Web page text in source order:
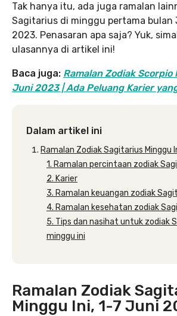
Tak hanya itu, ada juga ramalan
Sagitarius di minggu pertama bulan
2023. Penasaran apa saja? Yuk,
ulasannya di artikel ini!
Baca juga: Ramalan Zodiak Scorpio
Juni 2023 | Ada Peluang Karier
Dalam artikel ini
Ramalan Zodiak Sagitarius Minggu
1. Ramalan percintaan zodiak
2. Karier
3. Ramalan keuangan zodiak
4. Ramalan kesehatan zodiak
5. Tips dan nasihat untuk zodiak
minggu ini
Ramalan Zodiak
Minggu Ini, 1-7 Juni